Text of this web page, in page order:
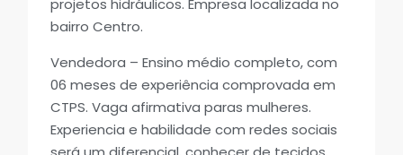
projetos hidráulicos. Empresa localizada no
bairro Centro.
Vendedora – Ensino médio completo, com
06 meses de experiência comprovada em
CTPS. Vaga afirmativa paras mulheres.
Experiencia e habilidade com redes sociais